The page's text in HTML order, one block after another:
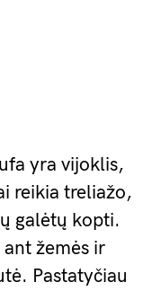
yra vijoklis,
reikia treliažo,
galėtų kopti.
ant žemės ir
Pastatyčiau